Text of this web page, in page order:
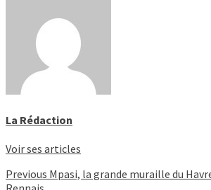
La Rédaction
Voir ses articles
Continue
Previous Mpasi, la grande muraille du